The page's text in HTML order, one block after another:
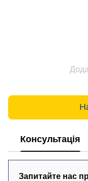
Консультація
Запитайте нас